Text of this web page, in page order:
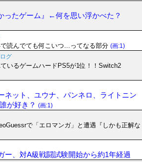
ったゲーム』←何を思い浮かべた？
で読んでても何こいつ…ってなる部分 (画:1)
グ
いるゲームハードPS5が1位！！Switch2
ネット、ユウナ、パンネロ、ライトニン
が好き？ (画:1)
で「エロマンガ」と遭遇『しかも正解な
ー、対A級戦闘試験開始から約1年経過